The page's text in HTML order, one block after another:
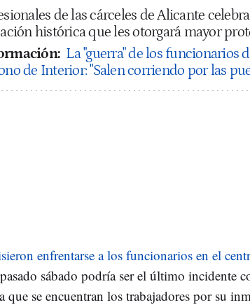
de las cárceles de Alicante
histórica que les otorgará mayor
La "guerra" de los funcionarios
de Interior: "Salen corriendo por las
enfrentarse a los funcionarios en el
sábado podría ser el último incidente
que se encuentran los trabajadores por su